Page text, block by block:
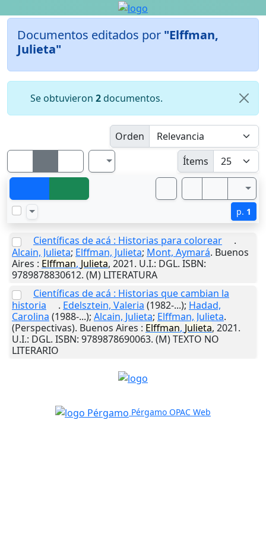
Documentos editados por "Elffman,
Julieta"
Se obtuvieron 2documentos.
Orden
Ítems
p. 1
Científicas de acá : Historias para colorear
.
Alcain, Julieta; Elffman, Julieta; Mont, Aymará. Buenos
Aires : Elffman, Julieta, 2021. U.I.: DGL. ISBN:
9789878830612. (M) LITERATURA
Científicas de acá : Historias que cambian la
historia
. Edelsztein, Valeria (1982-...); Hadad,
Carolina (1988-...); Alcain, Julieta; Elffman, Julieta.
(Perspectivas). Buenos Aires : Elffman, Julieta, 2021.
U.I.: DGL. ISBN: 9789878690063. (M) TEXTO NO
LITERARIO
Pérgamo OPAC Web